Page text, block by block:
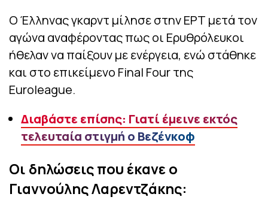
Ο Έλληνας γκαρντ μίλησε στην ΕΡΤ μετά τον
αγώνα αναφέροντας πως οι Ερυθρόλευκοι
ήθελαν να παίξουν με ενέργεια, ενώ στάθηκε
και στο επικείμενο Final Four της
Euroleague.
Διαβάστε επίσης: Γιατί έμεινε εκτός
τελευταία στιγμή ο Βεζένκοφ
Οι δηλώσεις που έκανε ο
Γιαννούλης Λαρεντζάκης: